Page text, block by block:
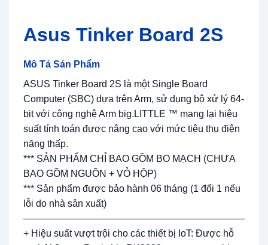
Asus Tinker Board 2S
Mô Tả Sản Phẩm
ASUS Tinker Board 2S là một Single Board
Computer (SBC) dựa trên Arm, sử dụng bộ xử lý 64-
bit với công nghệ Arm big.LITTLE ™ mang lại hiệu
suất tính toán được nâng cao với mức tiêu thụ điện
năng thấp.
*** SẢN PHẨM CHỈ BAO GỒM BO MẠCH (CHƯA
BAO GỒM NGUỒN + VỎ HỘP)
*** Sản phẩm được bảo hành 06 tháng (1 đổi 1 nếu
lỗi do nhà sản xuất)
+ Hiệu suất vượt trội cho các thiết bị IoT: Được hỗ